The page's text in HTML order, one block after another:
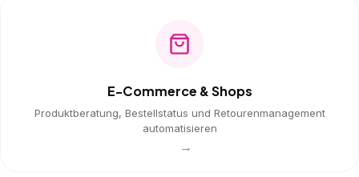
E-Commerce & Shops
Produktberatung, Bestellstatus und Retourenmanagement
automatisieren
→